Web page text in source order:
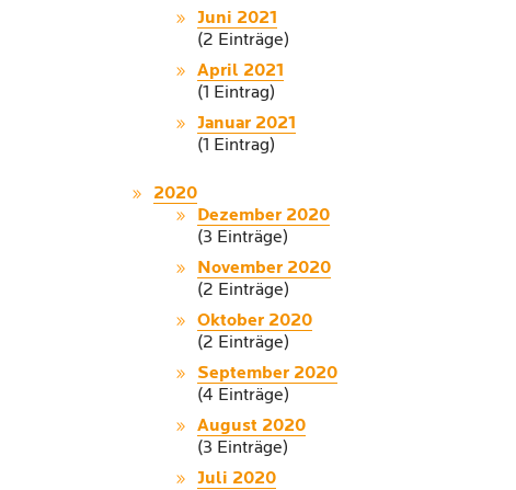
Juni 2021
(2 Einträge)
April 2021
(1 Eintrag)
Januar 2021
(1 Eintrag)
2020
Dezember 2020
(3 Einträge)
November 2020
(2 Einträge)
Oktober 2020
(2 Einträge)
September 2020
(4 Einträge)
August 2020
(3 Einträge)
Juli 2020